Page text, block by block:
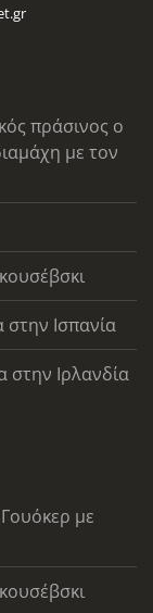
πράσινος ο
με τον
στην Ισπανία
στην Ιρλανδία
με